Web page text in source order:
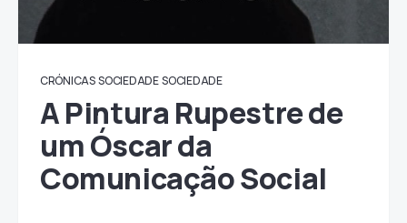
CRÓNICAS SOCIEDADE SOCIEDADE
A Pintura Rupestre de
um Óscar da
Comunicação Social